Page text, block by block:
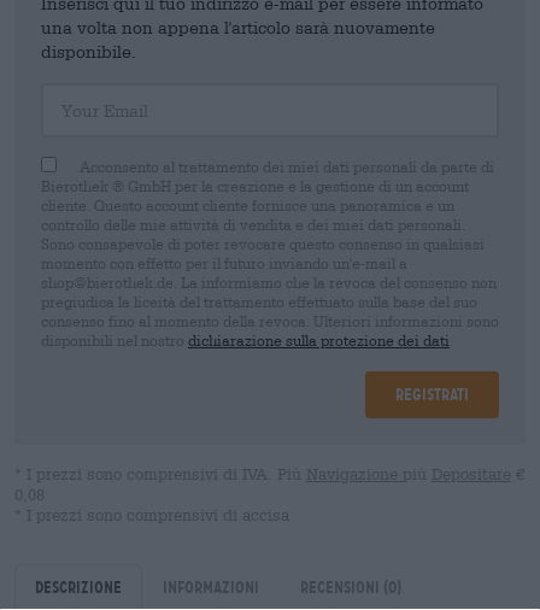
una volta non appena l'articolo sarà nuovamente
disponibile.
Acconsento al trattamento dei miei dati personali da parte di
Bierothek ® GmbH per la creazione e la gestione di un account
cliente. Questo account cliente fornisce una panoramica e un
controllo delle mie attività di vendita e dei miei dati personali.
Sono consapevole di poter revocare questo consenso in qualsiasi
momento con effetto per il futuro inviando un'e-mail a
shop@bierothek.de. La informiamo che la revoca del consenso non
pregiudica la liceità del trattamento effettuato sulla base del suo
consenso fino al momento della revoca. Ulteriori informazioni sono
disponibili nel nostro dichiarazione sulla protezione dei dati
Registrati
* I prezzi sono comprensivi di IVA. Più Navigazione più Depositare €
0,08
* I prezzi sono comprensivi di accisa
Descrizione Informazioni Recensioni (0)